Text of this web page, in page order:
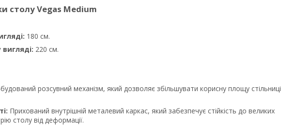
столу Vegas Medium
180 см.
220 см.
розсувний механізм, який дозволяє збільшувати корисну площу стільниці
Прихований внутрішній металевий каркас, який забезпечує стійкість до великих
столу від деформації.